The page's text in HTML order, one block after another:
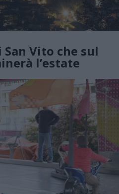
Vito che sul
l’estate